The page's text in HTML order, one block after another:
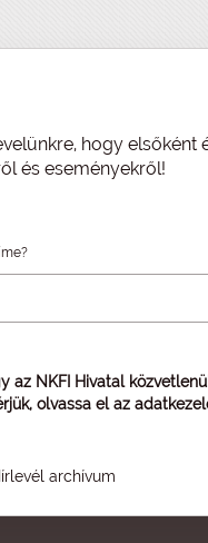
hogy elsőként
és eseményekről!
az NKFI Hivatal
olvassa el az
archívum